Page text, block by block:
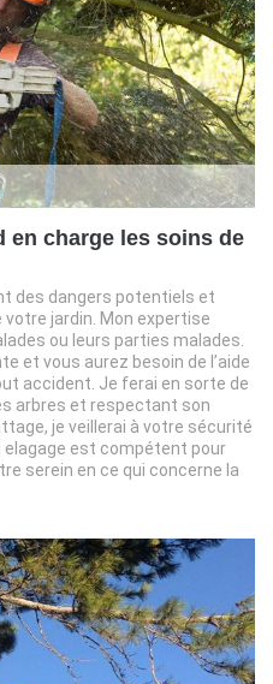
en charge les soins de
des dangers potentiels et
jardin. Mon expertise
ou leurs parties malades.
et vous aurez besoin de l’aide
accident. Je ferai en sorte de
arbres et respectant son
je veillerai à votre sécurité
elagage est compétent pour
serein en ce qui concerne la